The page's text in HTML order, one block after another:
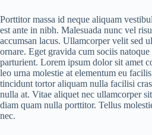
Porttitor massa id neque aliquam
est ante in nibh. Malesuada nunc vel
accumsan lacus. Ullamcorper velit sed
ornare. Eget gravida cum sociis
parturient. Lorem ipsum dolor sit amet
leo urna molestie at elementum eu
tincidunt tortor aliquam nulla facilisi
nulla at. Vitae aliquet nec ullamcorper
diam quam nulla porttitor. Tellus
nec.